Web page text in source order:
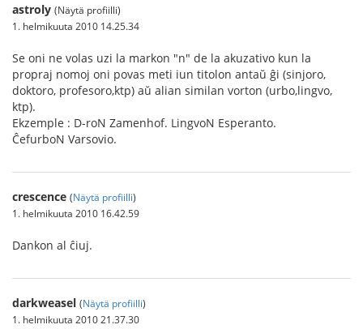
astroly (Näytä profiilli)
1. helmikuuta 2010 14.25.34
Se oni ne volas uzi la markon "n" de la akuzativo kun la
propraj nomoj oni povas meti iun titolon antaŭ ĝi (sinjoro,
doktoro, profesoro,ktp) aŭ alian similan vorton (urbo,lingvo,
ktp).
Ekzemple : D-roN Zamenhof. LingvoN Esperanto.
ĈefurboN Varsovio.
crescence (Näytä profiilli)
1. helmikuuta 2010 16.42.59
Dankon al ĉiuj.
darkweasel (Näytä profiilli)
1. helmikuuta 2010 21.37.30